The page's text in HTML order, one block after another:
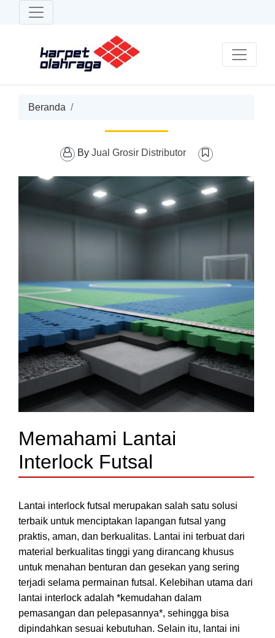
Beranda
By Jual Grosir Distributor
Memahami Lantai
Interlock Futsal
Lantai interlock futsal merupakan salah satu solusi
terbaik untuk menciptakan lapangan futsal yang
praktis, aman, dan berkualitas. Lantai ini terbuat dari
material berkualitas tinggi yang dirancang khusus
untuk menahan benturan dan gesekan yang sering
terjadi selama permainan futsal. Kelebihan utama dari
lantai interlock adalah *kemudahan dalam
pemasangan dan pelepasannya*, sehingga bisa
dipindahkan sesuai kebutuhan. Selain itu, lantai ini